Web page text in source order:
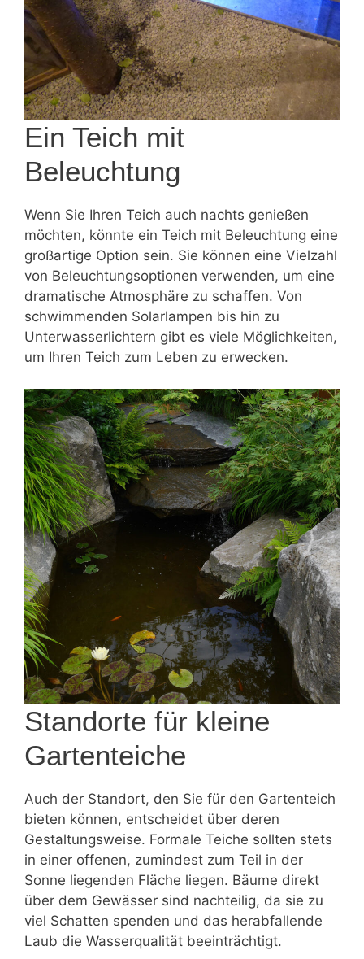
Ein Teich mit
Beleuchtung
Wenn Sie Ihren Teich auch nachts genießen
möchten, könnte ein Teich mit Beleuchtung eine
großartige Option sein. Sie können eine Vielzahl
von Beleuchtungsoptionen verwenden, um eine
dramatische Atmosphäre zu schaffen. Von
schwimmenden Solarlampen bis hin zu
Unterwasserlichtern gibt es viele Möglichkeiten,
um Ihren Teich zum Leben zu erwecken.
Standorte für kleine
Gartenteiche
Auch der Standort, den Sie für den Gartenteich
bieten können, entscheidet über deren
Gestaltungsweise. Formale Teiche sollten stets
in einer offenen, zumindest zum Teil in der
Sonne liegenden Fläche liegen. Bäume direkt
über dem Gewässer sind nachteilig, da sie zu
viel Schatten spenden und das herabfallende
Laub die Wasserqualität beeinträchtigt.